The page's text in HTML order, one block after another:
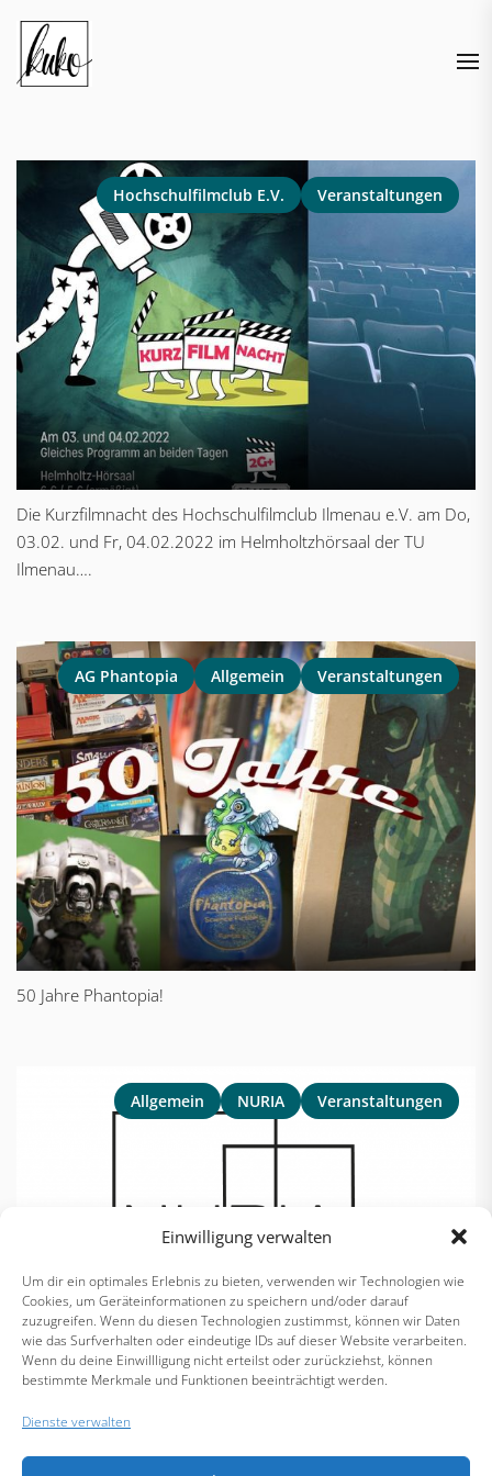
Einwilligung verwalten
Um dir ein optimales Erlebnis zu bieten, verwenden wir Technologien wie
Cookies, um Geräteinformationen zu speichern und/oder darauf
zuzugreifen. Wenn du diesen Technologien zustimmst, können wir Daten
wie das Surfverhalten oder eindeutige IDs auf dieser Website verarbeiten.
Wenn du deine Einwillligung nicht erteilst oder zurückziehst, können
bestimmte Merkmale und Funktionen beeinträchtigt werden.
Dienste verwalten
content
Hochschulfilmclub E.V. Veranstaltungen
Die Kurzfilmnacht des Hochschulfilmclub Ilmenau e.V. am Do,
03.02. und Fr, 04.02.2022 im Helmholtzhörsaal der TU
Ilmenau….
AG Phantopia Allgemein Veranstaltungen
50 Jahre Phantopia!
Allgemein NURIA Veranstaltungen
Auch 2022 wird die Kunstausstellung NURIA stattfinden - seid